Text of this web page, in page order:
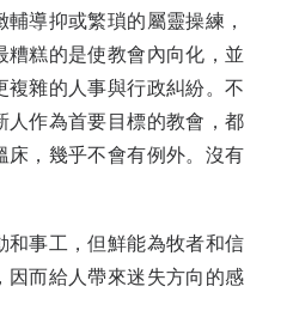
導抑或繁瑣的屬靈操練，
糕的是使教會內向化，並
複雜的人事與行政糾紛。不
人作為首要目標的教會，都
床，幾乎不會有例外。沒有
和事工，但鮮能為牧者和信
因而給人帶來迷失方向的感